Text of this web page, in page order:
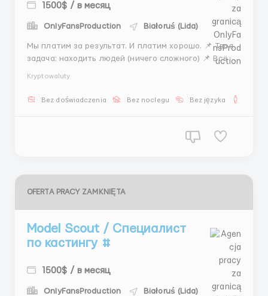
1500$ / в месяц
OnlyFansProduction Białoruś (Lida)
Мы платим за результат. И платим хорошо. 📌 Твоя
задача: находить людей (ничего сложного) 📌 Всё по
График: 📅 5/2 + 1 суббота ⏰ 11:00–20:00 Если тебе
Kryptowaluty
Bez doświadczenia Bez noclegu Bez języka
OFERTA PRACY ZAMKNIĘTA
Model Scout / Специалист
по кастингу #
1500$ / в месяц
OnlyFansProduction Białoruś (Lida)